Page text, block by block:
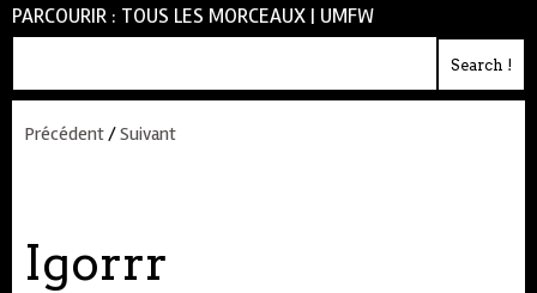
PARCOURIR : TOUS LES MORCEAUX | UMFW
Précédent/Suivant
Igorrr